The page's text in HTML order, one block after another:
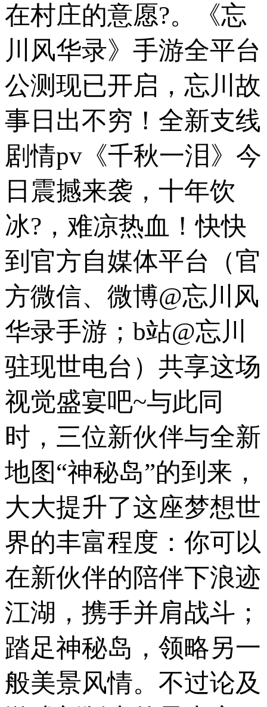
在村庄的意愿?。《忘
川风华录》手游全平台
公测现已开启，忘川故
事日出不穷！全新支线
剧情pv《千秋一泪》今
日震撼来袭，十年饮
冰?，难凉热血！快快
到官方自媒体平台（官
方微信、微博@忘川风
华录手游；b站@忘川
驻现世电台）共享这场
视觉盛宴吧~与此同
时，三位新伙伴与全新
地图“神秘岛”的到来，
大大提升了这座梦想世
界的丰富程度：你可以
在新伙伴的陪伴下浪迹
江湖，携手并肩战斗；
踏足神秘岛，领略另一
般美景风情。不过论及